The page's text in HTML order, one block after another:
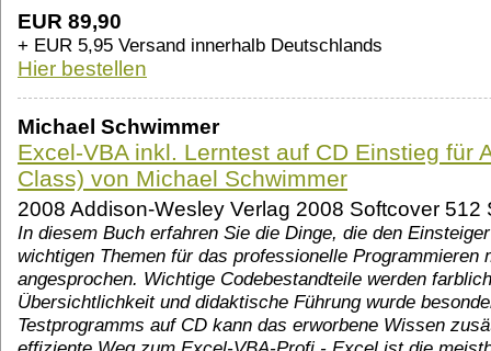
EUR 89,90
+ EUR 5,95 Versand innerhalb Deutschlands
Hier bestellen
Michael Schwimmer
Excel-VBA inkl. Lerntest auf CD Einstieg für
Class) von Michael Schwimmer
2008 Addison-Wesley Verlag 2008 Softcover 512
In diesem Buch erfahren Sie die Dinge, die den
wichtigen Themen für das professionelle Programmieren
angesprochen. Wichtige Codebestandteile werden
Übersichtlichkeit und didaktische Führung wurde
Testprogramms auf CD kann das erworbene Wissen